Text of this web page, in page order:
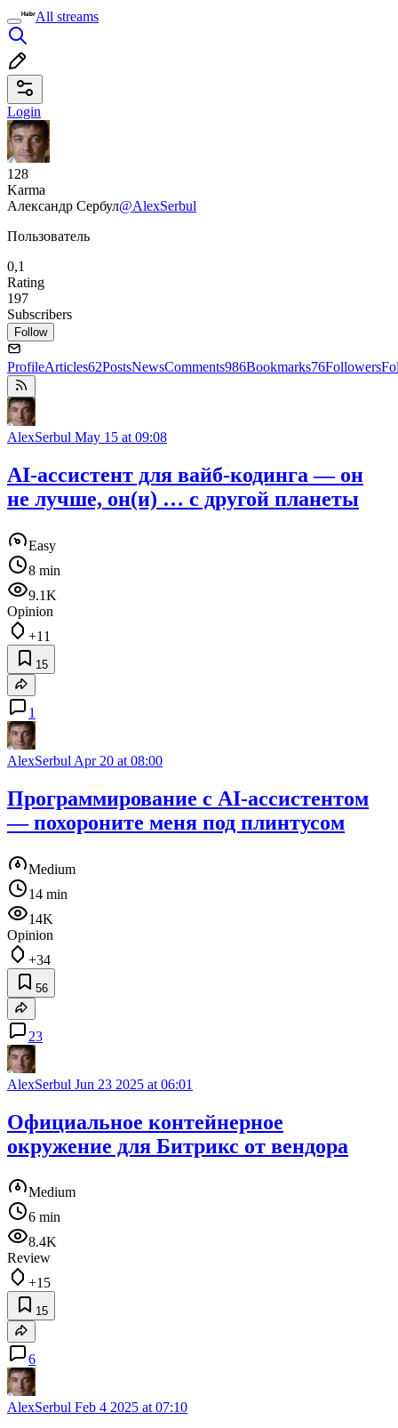
All streams
Login
128
Karma
Александр Сербул@AlexSerbul
Пользователь
0,1
Rating
197
Subscribers
Follow
ProfileArticles62PostsNewsComments986Bookmarks76Followers
AlexSerbul May 15 at 09:08
AI‑ассистент для вайб‑кодинга — он
не лучше, он(и) … с другой планеты
Easy
8 min
9.1K
Opinion
+11
15
1
AlexSerbul Apr 20 at 08:00
Программирование с AI-ассистентом
— похороните меня под плинтусом
Medium
14 min
14K
Opinion
+34
56
23
AlexSerbul Jun 23 2025 at 06:01
Официальное контейнерное
окружение для Битрикс от вендора
Medium
6 min
8.4K
Review
+15
15
6
AlexSerbul Feb 4 2025 at 07:10